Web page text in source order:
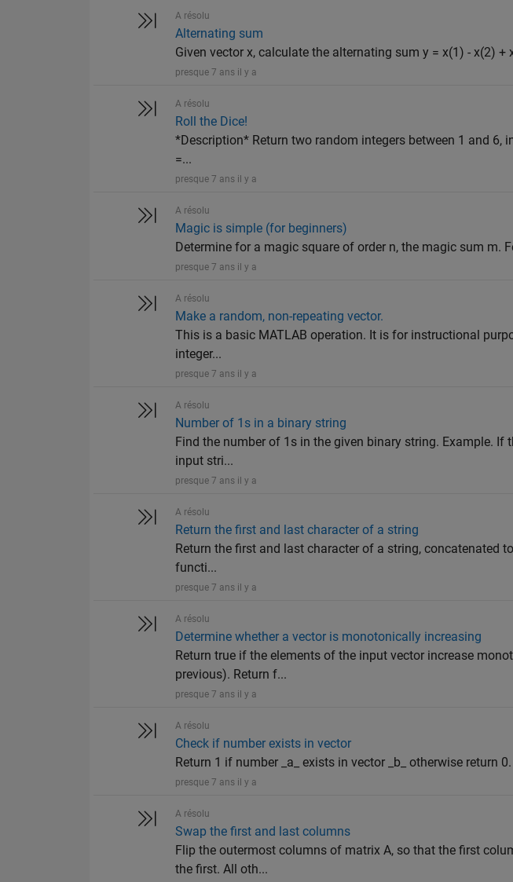
A résolu
Alternating sum
Given vector x, calculate the alternating sum y = x(1) - x(2) +
presque 7 ans il y a
A résolu
Roll the Dice!
*Description* Return two random integers between 1 and 6,
=...
presque 7 ans il y a
A résolu
Magic is simple (for beginners)
Determine for a magic square of order n, the magic sum m.
presque 7 ans il y a
A résolu
Make a random, non-repeating vector.
This is a basic MATLAB operation. It is for instructional
integer...
presque 7 ans il y a
A résolu
Number of 1s in a binary string
Find the number of 1s in the given binary string. Example.
input stri...
presque 7 ans il y a
A résolu
Return the first and last character of a string
Return the first and last character of a string, concatenated
functi...
presque 7 ans il y a
A résolu
Determine whether a vector is monotonically increasing
Return true if the elements of the input vector increase
previous). Return f...
presque 7 ans il y a
A résolu
Check if number exists in vector
Return 1 if number _a_ exists in vector _b_ otherwise return
presque 7 ans il y a
A résolu
Swap the first and last columns
Flip the outermost columns of matrix A, so that the first
the first. All oth...